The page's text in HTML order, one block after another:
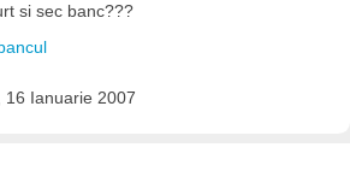
si sec banc???
16 Ianuarie 2007